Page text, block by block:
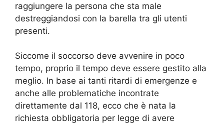
raggiungere la persona che sta male
destreggiandosi con la barella tra gli utenti
presenti.
Siccome il soccorso deve avvenire in poco
tempo, proprio il tempo deve essere gestito alla
meglio. In base ai tanti ritardi di emergenze e
anche alle problematiche incontrate
direttamente dal 118, ecco che è nata la
richiesta obbligatoria per legge di avere